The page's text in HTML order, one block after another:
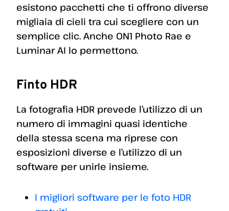
esistono pacchetti che ti offrono diverse
migliaia di cieli tra cui scegliere con un
semplice clic. Anche ON1 Photo Rae e
Luminar AI lo permettono.
Finto HDR
La fotografia HDR prevede l’utilizzo di un
numero di immagini quasi identiche
della stessa scena ma riprese con
esposizioni diverse e l’utilizzo di un
software per unirle insieme.
I migliori software per le foto HDR